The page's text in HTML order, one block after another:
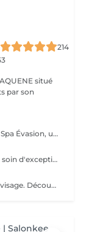
214
situé
par son
Plongez dans l'expérience unique avec Head Spa Évasion, un soin dédié exclusivement à votre cuir chevelu. Ce rituel express est idéal pour découvrir les bienfaits du Head Spa, alliant relaxation profonde et stimulation du cuir chevelu. Un Moment Pour Vous Évader - Nettoyage en profondeur: Élimination des impuretés pour un cuir chevelu purifié. - Massage ciblé: Une gestuelle relaxante qui stimule la microcirculation et soulage les tensions. - Hydratation et soin: Des produits adaptés pour nourrir et revitaliser votre cuir chevelu. Un sèche cheveux et des brosses sont mis à votre disposition pour que vous ne repartiez pas avec la tête mouillée.
Offrez à vos cheveux et votre cuir chevelu un soin d'exception avec notre Head Spa Anti-chute, utilisant les produits haut de gamme NANNIC. Ce traitement innovant a été conçu pour prévenir la chute des cheveux, favoriser leur repousse et renforcer leur santé globale. Les Bienfaits des Produits NANNIC Les soins NANNIC sont formulés avec des complexes innovants et des ingrédients naturels tels que: - Peptides bioactifs: stimulent la croissance et renforcent les racines. - Extraits végétaux: Apaisent et rééquilibrent le cuir chevelu. - Technologie NBE: Optimise la pénétration des actifs pour des résultats visible dès les premières séances. Afin de prolonger les bienfaits à la maison, bénéficiez d'une réduction de 15% sur la gamme capillaire ainsi que les trousses au format voyage et/ou découverte. Un sèche cheveux et des brosses sont mis à votre disposition pour que vous ne repartiez pas avec la tête mouillée
L'alliance parfaite entre soin capillaire et soin visage. Découvrez notre nouveau Head Spa Sublimateur qui marie le meilleur des soins capillaires et des soins visage pour une expérience de bien-être et de beauté complète. Conçu pour sublimer vos cheveux tout en revitalisant votre peau, ce soin est une véritable parenthèse de détente et de régénération. En Quoi Consiste ce soin ? Le Head Spa Sublimateur est un protocole unique qui agit en profondeur sur vos cheveux, votre cuir chevelu et votre visage: - Soin Capillaire Personnalisé: Nettoyage, massage et application de soins adaptés pour purifier le cuir chevelu, renforcer la fibre capillaire et sublimer vos cheveux. - Rituel visage: Un soin ciblé pour hydrater, apaiser et illuminer la peau, en utilisant des produits premium et techniques expertes. - Massage Relaxant: Une gestuelle douce et enveloppante pour une détente absolue, favorisant la circulation et l'oxygénation des tissus. Les Bienfaits - Pour vos cheveux: Un cuir chevelu purifié, des cheveux plus brillants, plus doux et revitalisés en profondeur. - Pour votre peau: Un teint éclatant, une peau repulpée et nourrie, visiblement apaisée. - Pour votre Bien-être: Une relaxation totale et un moment de lâcher-prise unique. Un moment d'exception pour sublimer votre beauté naturelle Un sèche cheveux et des brosses sont mis à votre disposition pour que vous ne repartiez pas avec la tête mouillée